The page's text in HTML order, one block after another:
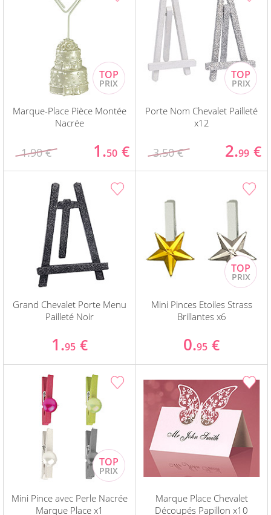
Marque-Place Pièce Montée
Nacrée
1.90 € 1.50 €
Porte Nom Chevalet Pailleté
x12
3.50 € 2.99 €
Grand Chevalet Porte Menu
Pailleté Noir
1.95 €
Mini Pinces Etoiles Strass
Brillantes x6
0.95 €
Mini Pince avec Perle Nacrée
Marque Place x1
Marque Place Chevalet
Découpés Papillon x10